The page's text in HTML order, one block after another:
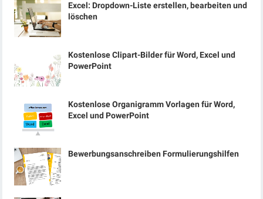
Excel: Dropdown-Liste erstellen, bearbeiten und
löschen
Kostenlose Clipart-Bilder für Word, Excel und
PowerPoint
Kostenlose Organigramm Vorlagen für Word,
Excel und PowerPoint
Bewerbungsanschreiben Formulierungshilfen